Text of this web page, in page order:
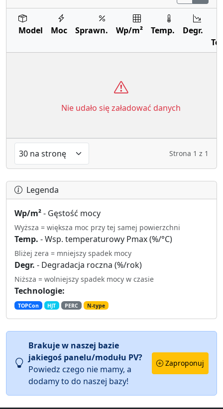
Model Moc Sprawn. Wp/m² Temp.
Degr.
Nie udało się załadować danych
Strona 1 z 1
Legenda
Wp/m²- Gęstość mocy
Wyższa = większa moc przy tej samej powierzchni
Temp. - Wsp. temperaturowy Pmax (%/°C)
Bliżej zera = mniejszy spadek mocy
Degr. - Degradacja roczna (%/rok)
Niższa = wolniejszy spadek mocy w czasie
Technologie:
TOPCon HJT PERC N-type
Brakuje w naszej bazie
jakiegoś panelu/modułu PV?
Powiedz czego nie mamy, a
dodamy to do naszej bazy!
Zaproponuj